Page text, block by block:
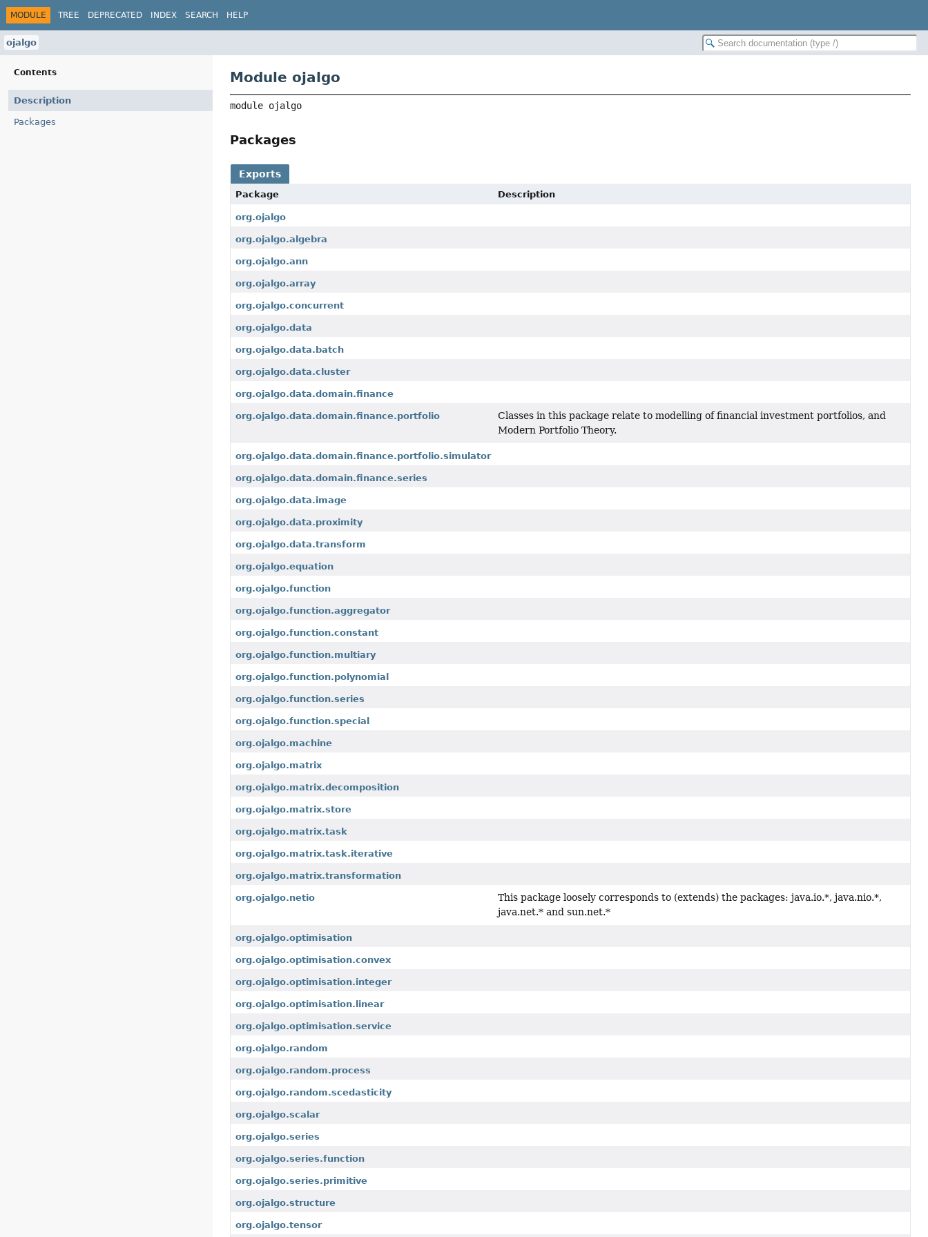
MODULE TREE DEPRECATED INDEX SEARCH HELP
ojalgo
Contents
Description
Packages
Module ojalgo
module ojalgo
Packages
Exports
Package Description
org.ojalgo
org.ojalgo.algebra
org.ojalgo.ann
org.ojalgo.array
org.ojalgo.concurrent
org.ojalgo.data
org.ojalgo.data.batch
org.ojalgo.data.cluster
org.ojalgo.data.domain.finance
org.ojalgo.data.domain.finance.portfolio
Classes in this package relate to modelling of financial investment portfolios, and
Modern Portfolio Theory.
org.ojalgo.data.domain.finance.portfolio.simulator
org.ojalgo.data.domain.finance.series
org.ojalgo.data.image
org.ojalgo.data.proximity
org.ojalgo.data.transform
org.ojalgo.equation
org.ojalgo.function
org.ojalgo.function.aggregator
org.ojalgo.function.constant
org.ojalgo.function.multiary
org.ojalgo.function.polynomial
org.ojalgo.function.series
org.ojalgo.function.special
org.ojalgo.machine
org.ojalgo.matrix
org.ojalgo.matrix.decomposition
org.ojalgo.matrix.store
org.ojalgo.matrix.task
org.ojalgo.matrix.task.iterative
org.ojalgo.matrix.transformation
org.ojalgo.netio
This package loosely corresponds to (extends) the packages: java.io.*, java.nio.*,
java.net.* and sun.net.*
org.ojalgo.optimisation
org.ojalgo.optimisation.convex
org.ojalgo.optimisation.integer
org.ojalgo.optimisation.linear
org.ojalgo.optimisation.service
org.ojalgo.random
org.ojalgo.random.process
org.ojalgo.random.scedasticity
org.ojalgo.scalar
org.ojalgo.series
org.ojalgo.series.function
org.ojalgo.series.primitive
org.ojalgo.structure
org.ojalgo.tensor